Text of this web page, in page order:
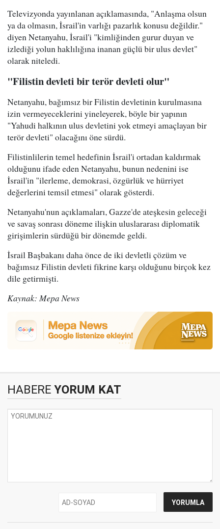
Televizyonda yayınlanan açıklamasında, "Anlaşma olsun
ya da olmasın, İsrail'in varlığı pazarlık konusu değildir."
diyen Netanyahu, İsrail'i "kimliğinden gurur duyan ve
izlediği yolun haklılığına inanan güçlü bir ulus devlet"
olarak niteledi.
"Filistin devleti bir terör devleti olur"
Netanyahu, bağımsız bir Filistin devletinin kurulmasına
izin vermeyeceklerini yineleyerek, böyle bir yapının
"Yahudi halkının ulus devletini yok etmeyi amaçlayan bir
terör devleti" olacağını öne sürdü.
Filistinlilerin temel hedefinin İsrail'i ortadan kaldırmak
olduğunu ifade eden Netanyahu, bunun nedenini ise
İsrail'in "ilerleme, demokrasi, özgürlük ve hürriyet
değerlerini temsil etmesi" olarak gösterdi.
Netanyahu'nun açıklamaları, Gazze'de ateşkesin geleceği
ve savaş sonrası döneme ilişkin uluslararası diplomatik
girişimlerin sürdüğü bir dönemde geldi.
İsrail Başbakanı daha önce de iki devletli çözüm ve
bağımsız Filistin devleti fikrine karşı olduğunu birçok kez
dile getirmişti.
Kaynak: Mepa News
HABERE YORUM KAT